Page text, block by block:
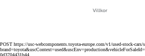
Villkor
POST https://usc-webcomponents.toyota-europe.com/v1/used-stock-cars/